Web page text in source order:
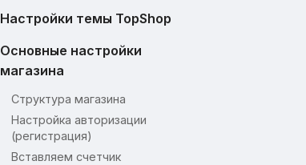
Настройки темы TopShop
Основные настройки
магазина
Структура магазина
Настройка авторизации
(регистрация)
Вставляем счетчик